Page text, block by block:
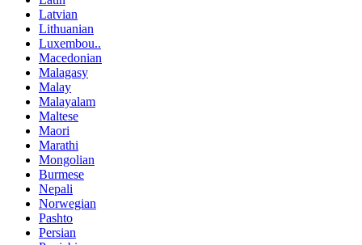
Latvian
Lithuanian
Luxembou..
Macedonian
Malagasy
Malay
Malayalam
Maltese
Maori
Marathi
Mongolian
Burmese
Nepali
Norwegian
Pashto
Persian